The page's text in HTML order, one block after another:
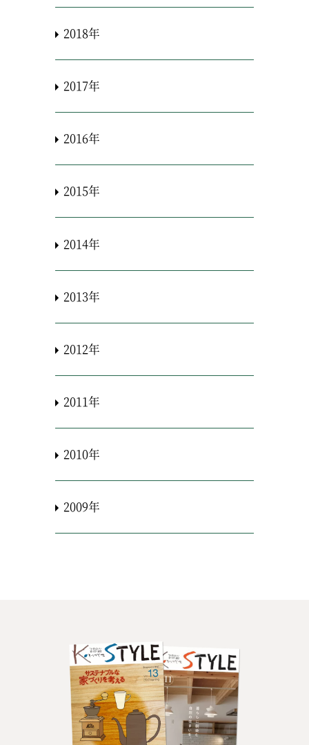
2018年
2017年
2016年
2015年
2014年
2013年
2012年
2011年
2010年
2009年